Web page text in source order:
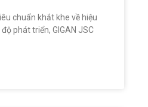
chuẩn khắt khe về hiệu
phát triển, GIGAN JSC